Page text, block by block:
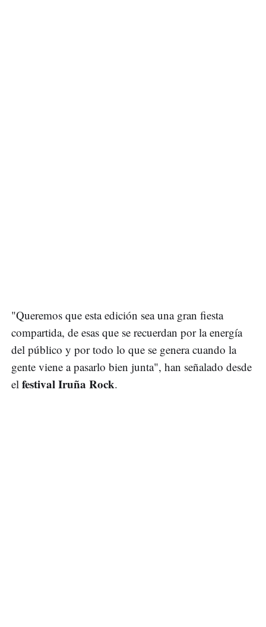
"Queremos que esta edición sea una gran fiesta
compartida, de esas que se recuerdan por la energía
del público y por todo lo que se genera cuando la
gente viene a pasarlo bien junta", han señalado desde
el festival Iruña Rock.